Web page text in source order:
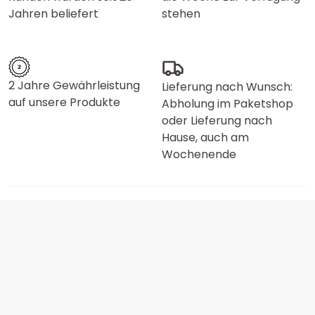
Jahren beliefert
stehen
2 Jahre Gewährleistung
auf unsere Produkte
Lieferung nach Wunsch:
Abholung im Paketshop
oder Lieferung nach
Hause, auch am
Wochenende